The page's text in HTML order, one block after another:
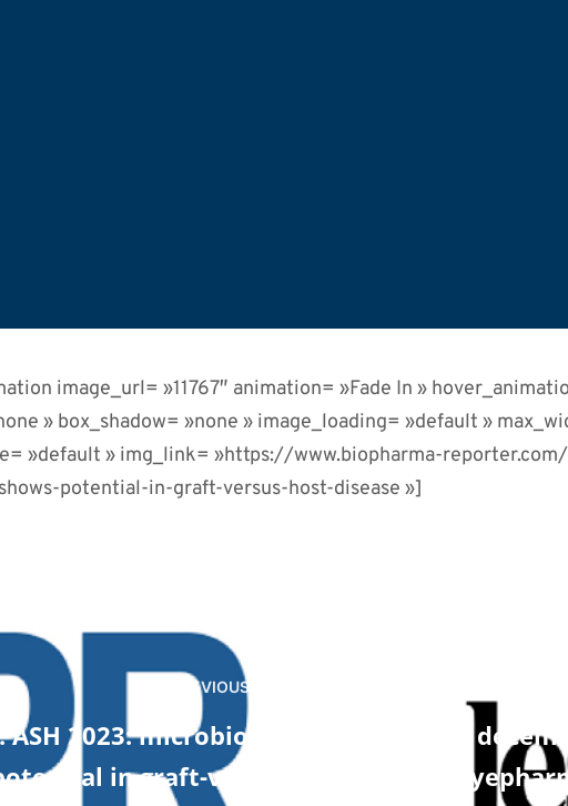
image_url= »11767″ animation= »Fade In »
» box_shadow= »none » image_loading= »default »
»default » img_link= »https://www.biopharma-
potential-in-graft-versus-host-disease »]
PREVIOUS POST
2023: microbiome-
in graft-versus-
21